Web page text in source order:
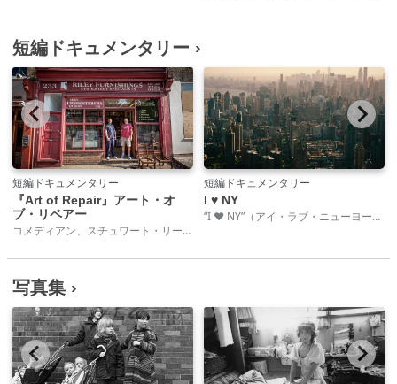
短編ドキュメンタリー ›
短編ドキュメンタリー
『Art of Repair』アート・オ
ブ・リペアー
コメディアン、スチュワート・リーのナレーションでおくるロンドンのイーストエンドで生きる人々のユニークで感動的なドキュメンタリー。
短編ドキュメンタリー
I ♥ NY
“I ♥ NY”（アイ・ラブ・ニューヨーク）はニューヨークのあちこちで目にするあまりに有名なロゴで、誰かがデザインして生まれたものとは思えないくらいだ。ニューヨークと言えば思い浮かび、観光客やニューヨーカーがこの街への愛を示すシンボルとなっている。
写真集 ›